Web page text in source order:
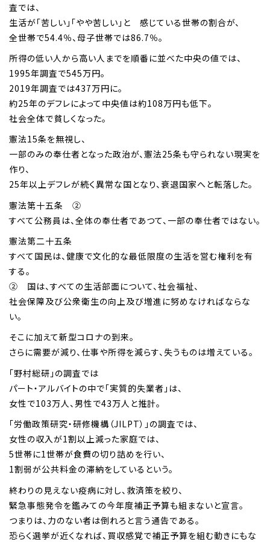
査では、
生活が「苦しい」「やや苦しい」と 感じている世帯の割合が、
全世帯で54.4％、母子世帯では86.7％。
所得の低い人から高い人までを順番に並べた中央の値では、
1995年調査で545万円。
2019年調査では437万円に。
約25年のデフレによって中央値は約108万円も低下。
社会全体で貧しくなった。
憲法15条を無視し、
一部のみの奉仕者となった政治が、憲法25条も守られない現実を
作り、
25年以上デフレが続く異常な国となり、衰退国家へと転落した。
憲法第十五条 ②
すべて公務員は、全体の奉仕者であつて、一部の奉仕者ではない。
憲法第二十五条
すべて国民は、健康で文化的な最低限度の生活を営む権利を有
する。
② 国は、すべての生活部面について、社会福祉、
社会保障及び公衆衛生の向上及び増進に努めなければならな
い。
そこに加えて新型コロナの到来。
さらに需要が減り、仕事や所得を減らす、失うものは増えている。
「野村総研」の調査では
パート・アルバイトの中で「実質的失業者」は、
女性で103万人、男性で43万人と推計。
「労働政策研究・研修機構（JILPT）」の調査では、
女性の収入が1割以上減った家庭では、
5世帯に1世帯が食費の切り詰めを行い、
1割弱が公共料金の滞納をしているという。
終わりの見えない疫病に対し、救済策を絞り、
緊急事態発令を鑑みての今年度補正予算も組まないと宣言。
つまりは、力のない者は倒れろと言う通告である。
恐らく選挙が近くなれば、買収感覚で補正予算を組む動きにもな